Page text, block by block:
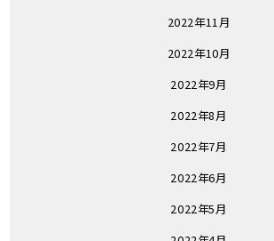
2022年11月
2022年10月
2022年9月
2022年8月
2022年7月
2022年6月
2022年5月